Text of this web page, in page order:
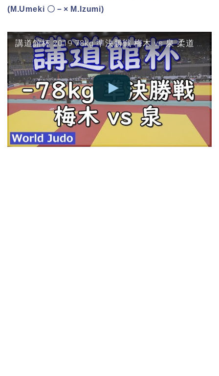
(M.Umeki 〇－× M.Izumi)